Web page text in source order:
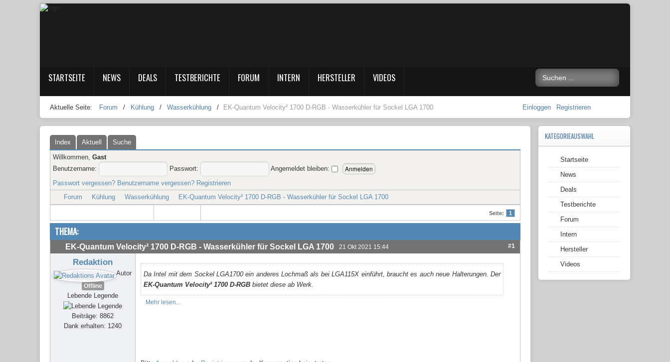
STARTSEITE NEWS DEALS TESTBERICHTE FORUM INTERN HERSTELLER VIDEOS
Aktuelle Seite: Forum / Kühlung / Wasserkühlung / EK-Quantum Velocity² 1700 D-RGB - Wasserkühler für Sockel LGA 1700 Einloggen Registrieren
Index Aktuell
Suche
Willkommen, Gast
Benutzername:
Passwort:
Angemeldet bleiben:
Passwort vergessen? Benutzername vergessen? Registrieren
Forum
Kühlung Wasserkühlung EK-Quantum Velocity² 1700 D-RGB - Wasserkühler für Sockel LGA 1700
Seite: 1
THEMA:
EK-Quantum Velocity² 1700 D-RGB - Wasserkühler für Sockel LGA 1700 21 Okt 2021 15:44 #1
Redaktion
Autor
Offline
Lebende Legende
Beiträge: 8862
Dank erhalten: 1240
Da Intel mit dem Sockel LGA1700 ein anderes Lochmaß als bei LGA115X einführt, braucht es auch neue Halterungen. Der
EK-Quantum Velocity² 1700 D-RGB bietet diese ab Werk.
Mehr lesen...
KATEGORIEAUSWAHL
Startseite
News
Deals
Testberichte
Forum
Intern
Hersteller
Videos